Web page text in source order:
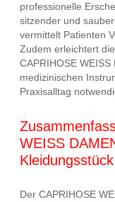
professionelle
sitzender und
vermittelt Patienten
Zudem erleichtert
CAPRIHOSE
medizinischen
Praxisalltag
WEISS
Kleidungsstück
Der CAPRIHOSE